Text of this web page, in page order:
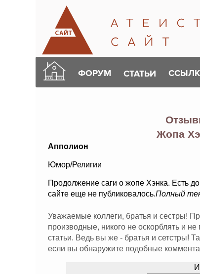
ФОРУМ СТАТЬИ
Жопа
Апполион
Юмор/Религии
Продолжение саги о жопе Хэнка. Есть
сайте еще не публиковалось.Полный
Уважаемые коллеги, братья и сестры!
производные, никого не оскорблять и
статьи. Ведь вы же - братья и сетстры!
если вы обнаружите подобные